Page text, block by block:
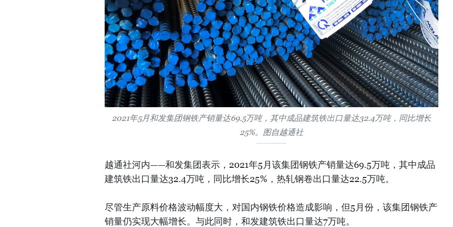
2021年5月和发集团钢铁产销量达69.5万吨，其中成品建筑铁出口量达32.4万吨，同比增长
25%。图自越通社
越通社河内——和发集团表示，2021年5月该集团钢铁产销量达69.5万吨，其中成品
建筑铁出口量达32.4万吨，同比增长25%，热轧钢卷出口量达22.5万吨。
尽管生产原料价格波动幅度大，对国内钢铁价格造成影响，但5月份，该集团钢铁产
销量仍实现大幅增长。与此同时，和发建筑铁出口量达7万吨。